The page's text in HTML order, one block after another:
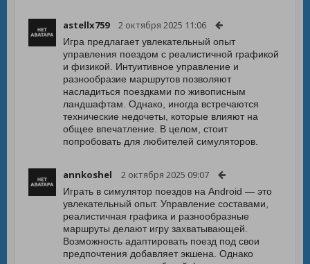
astellx759 2 октября 2025 11:06
Игра предлагает увлекательный опыт
управления поездом с реалистичной графикой
и физикой. Интуитивное управление и
разнообразие маршрутов позволяют
насладиться поездками по живописным
ландшафтам. Однако, иногда встречаются
технические недочеты, которые влияют на
общее впечатление. В целом, стоит
попробовать для любителей симуляторов.
annkoshel 2 октября 2025 09:07
Играть в симулятор поездов на Android — это
увлекательный опыт. Управление составами,
реалистичная графика и разнообразные
маршруты делают игру захватывающей.
Возможность адаптировать поезд под свои
предпочтения добавляет экшена. Однако